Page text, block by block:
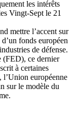
les intérêts
Vingt-Sept le 21
mettre l’accent sur
fonds européen
de défense.
(FED), ce dernier
à certaines
l’Union européenne
sur le modèle du